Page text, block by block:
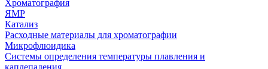
Хроматография
ЯМР
Катализ
Расходные материалы для хроматографии
Микрофлюидика
Системы определения температуры плавления и
каплепадения